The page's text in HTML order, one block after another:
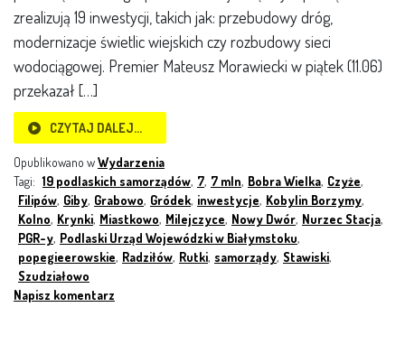
zrealizują 19 inwestycji, takich jak: przebudowy dróg,
modernizacje świetlic wiejskich czy rozbudowy sieci
wodociągowej. Premier Mateusz Morawiecki w piątek (11.06)
przekazał […]
CZYTAJ DALEJ…
Opublikowano wWydarzenia
Tagi: 19 podlaskich samorządów, 7, 7 mln, Bobra Wielka, Czyże,
Filipów, Giby, Grabowo, Gródek, inwestycje, Kobylin Borzymy,
Kolno, Krynki, Miastkowo, Milejczyce, Nowy Dwór, Nurzec Stacja,
PGR-y, Podlaski Urząd Wojewódzki w Białymstoku,
popegieerowskie, Radziłów, Rutki, samorządy, Stawiski,
Szudziałowo
Napisz komentarz